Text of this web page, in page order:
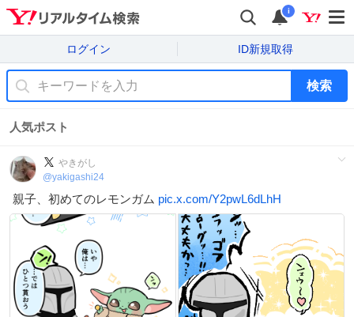
i
ログイン ID新規取得
検索
人気ポスト
やきがし
@yakigashi24
親子、初めてのレモンガム pic.x.com/Y2pwL6dLhH